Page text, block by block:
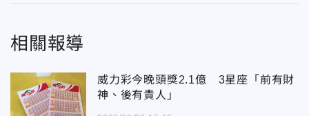
相關報導
威力彩今晚頭獎2.1億 3星座「前有財
神、後有貴人」